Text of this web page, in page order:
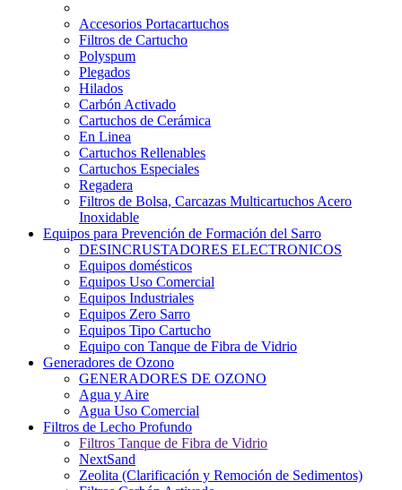
Accesorios Portacartuchos
Filtros de Cartucho
Polyspum
Plegados
Hilados
Carbón Activado
Cartuchos de Cerámica
En Linea
Cartuchos Rellenables
Cartuchos Especiales
Regadera
Filtros de Bolsa, Carcazas Multicartuchos Acero
Inoxidable
Equipos para Prevención de Formación del Sarro
DESINCRUSTADORES ELECTRONICOS
Equipos domésticos
Equipos Uso Comercial
Equipos Industriales
Equipos Zero Sarro
Equipos Tipo Cartucho
Equipo con Tanque de Fibra de Vidrio
Generadores de Ozono
GENERADORES DE OZONO
Agua y Aire
Agua Uso Comercial
Filtros de Lecho Profundo
Filtros Tanque de Fibra de Vidrio
NextSand
Zeolita (Clarificación y Remoción de Sedimentos)